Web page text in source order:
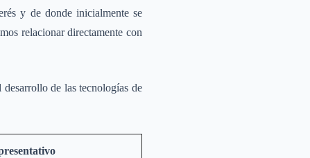
y de donde inicialmente se
relacionar directamente con
de las tecnologías de